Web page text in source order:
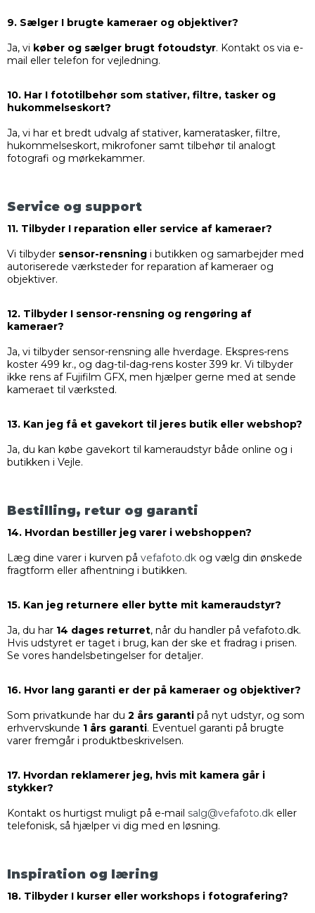
9. Sælger I brugte kameraer og objektiver?
Ja, vi køber og sælger brugt fotoudstyr. Kontakt os via e-
mail eller telefon for vejledning.
10. Har I fototilbehør som stativer, filtre, tasker og
hukommelseskort?
Ja, vi har et bredt udvalg af stativer, kameratasker, filtre,
hukommelseskort, mikrofoner samt tilbehør til analogt
fotografi og mørkekammer.
Service og support
11. Tilbyder I reparation eller service af kameraer?
Vi tilbyder sensor-rensning i butikken og samarbejder med
autoriserede værksteder for reparation af kameraer og
objektiver.
12. Tilbyder I sensor-rensning og rengøring af
kameraer?
Ja, vi tilbyder sensor-rensning alle hverdage. Ekspres-rens
koster 499 kr., og dag-til-dag-rens koster 399 kr. Vi tilbyder
ikke rens af Fujifilm GFX, men hjælper gerne med at sende
kameraet til værksted.
13. Kan jeg få et gavekort til jeres butik eller webshop?
Ja, du kan købe gavekort til kameraudstyr både online og i
butikken i Vejle.
Bestilling, retur og garanti
14. Hvordan bestiller jeg varer i webshoppen?
Læg dine varer i kurven på vefafoto.dk og vælg din ønskede
fragtform eller afhentning i butikken.
15. Kan jeg returnere eller bytte mit kameraudstyr?
Ja, du har 14 dages returret, når du handler på vefafoto.dk.
Hvis udstyret er taget i brug, kan der ske et fradrag i prisen.
Se vores handelsbetingelser for detaljer.
16. Hvor lang garanti er der på kameraer og objektiver?
Som privatkunde har du 2 års garanti på nyt udstyr, og som
erhvervskunde 1 års garanti. Eventuel garanti på brugte
varer fremgår i produktbeskrivelsen.
17. Hvordan reklamerer jeg, hvis mit kamera går i
stykker?
Kontakt os hurtigst muligt på e-mail salg@vefafoto.dk eller
telefonisk, så hjælper vi dig med en løsning.
Inspiration og læring
18. Tilbyder I kurser eller workshops i fotografering?